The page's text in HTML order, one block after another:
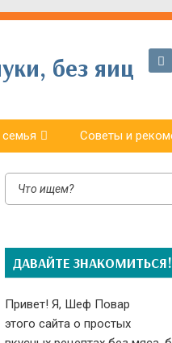
без яиц
Советы и
ДАВАЙТЕ ЗНАКОМИТЬСЯ!
Привет! Я, Шеф Повар
этого сайта о простых